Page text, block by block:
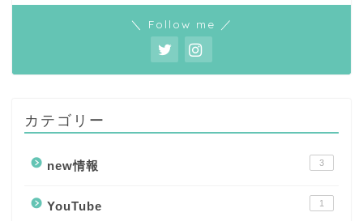
＼ Follow me ／
カテゴリー
new情報 3
YouTube 1